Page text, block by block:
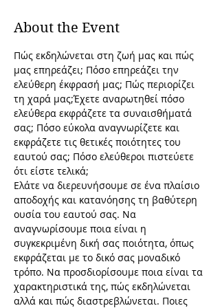
About the Event
Πώς εκδηλώνεται στη ζωή μας και πώς
μας επηρεάζει; Πόσο επηρεάζει την
ελεύθερη έκφρασή μας; Πώς περιορίζει
τη χαρά μας;Έχετε αναρωτηθεί πόσο
ελεύθερα εκφράζετε τα συναισθήματά
σας; Πόσο εύκολα αναγνωρίζετε και
εκφράζετε τις θετικές ποιότητες του
εαυτού σας; Πόσο ελεύθεροι πιστεύετε
ότι είστε τελικά;
Ελάτε να διερευνήσουμε σε ένα πλαίσιο
αποδοχής και κατανόησης τη βαθύτερη
ουσία του εαυτού σας. Να
αναγνωρίσουμε ποια είναι η
συγκεκριμένη δική σας ποιότητα, όπως
εκφράζεται με το δικό σας μοναδικό
τρόπο. Να προσδιορίσουμε ποια είναι τα
χαρακτηριστικά της, πώς εκδηλώνεται
αλλά και πώς διαστρεβλώνεται. Ποιες